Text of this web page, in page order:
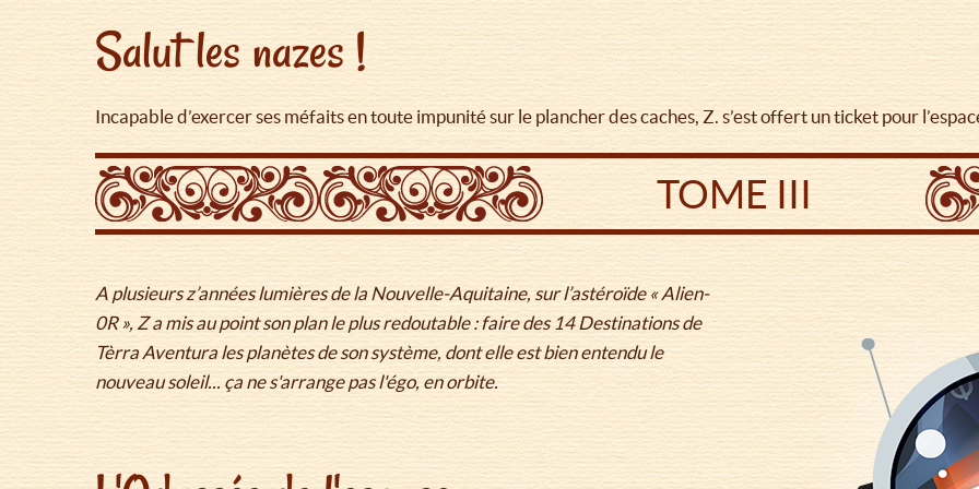
Salut les nazes !
Incapable d’exercer ses méfaits en toute impunité sur le plancher des caches, Z. s’est offert un ticket pour
TOME III
A plusieurs z’années lumières de la Nouvelle-Aquitaine, sur l’astéroïde « Alien-
0R », Z a mis au point son plan le plus redoutable : faire des 14 Destinations de
Tèrra Aventura les planètes de son système, dont elle est bien entendu le
nouveau soleil... ça ne s'arrange pas l'égo, en orbite.